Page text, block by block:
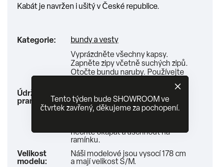
Tento týden bude SHOWROOM ve
čtvrtek zavřený, děkujeme za pochopení.
Kabát je navržen i ušitý v České republice.
Kategorie: bundy a vesty
Údržba a
praní
Vyprázdněte všechny kapsy.
Zapněte zipy včetně suchých zipů.
Otočte bundu naruby. Používejte
změkčovadla vody. Perte na
30°C-40°C. Nechte bundu
nechte okapat a uschnout na
ramínku.
Velikost
modelu:
Náši modelové jsou vysocí 178 cm
a mají velikost S/M.